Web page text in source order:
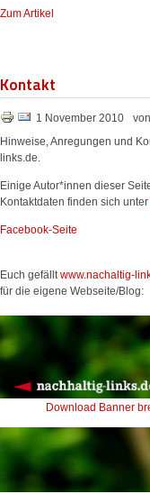
Zum Artikel
Kontakt
1 November 2010
Hinweise, Anregungen und
links.de.
Einige Autor*innen dieser
Kontaktdaten finden sich unter
Facebook-Seite
Euch gefällt www.nachaltig-
für die eigene Webseite/Blog:
Download Banner